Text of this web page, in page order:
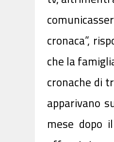
cronaca”,
che la
cronache di
apparivano
mese dopo